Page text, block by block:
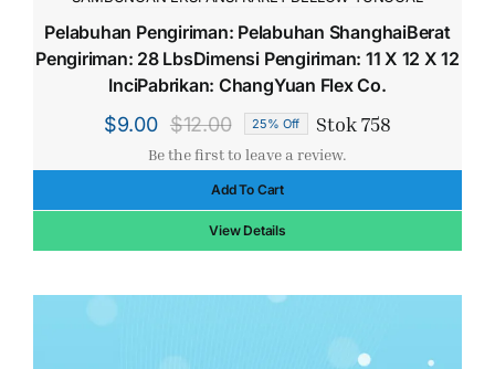
Pelabuhan Pengiriman: Pelabuhan ShanghaiBerat
Pengiriman: 28 LbsDimensi Pengiriman: 11 X 12 X 12
InciPabrikan: ChangYuan Flex Co.
$12.00
Harga
aslinya
adalah:
$12.00.
$9.00
Harga
saat
ini
adalah:
$9.00.
25% Off Stok 758
Be the first to leave a review.
Add To Cart
View Details